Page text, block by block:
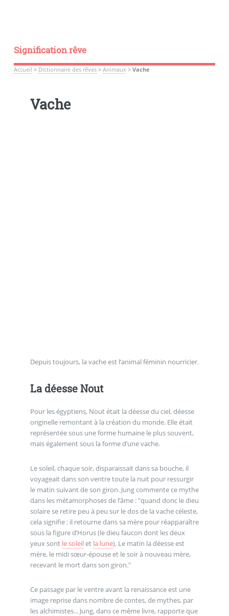
Signification rêve
Accueil > Dictionnaire des rêves> Animaux > Vache
Vache
Depuis toujours, la vache est l’animal féminin nourricier.
La déesse Nout
Pour les égyptiens, Nout était la déesse du ciel, déesse
originelle remontant à la création du monde. Elle était
représentée sous une forme humaine le plus souvent,
mais également sous la forme d’une vache.
Le soleil, chaque soir, disparaissait dans sa bouche, il
voyageait dans son ventre toute la nuit pour ressurgir
le matin suivant de son giron. Jung commente ce mythe
dans les métamorphoses de l’âme : "quand donc le dieu
solaire se retire peu à peu sur le dos de la vache céleste,
cela signifie : il retourne dans sa mère pour réapparaître
sous la figure d’Horus (le dieu faucon dont les deux
yeux sont le soleilet la lune). Le matin la déesse est
mère, le midi sœur-épouse et le soir à nouveau mère,
recevant le mort dans son giron."
Ce passage par le ventre avant la renaissance est une
image reprise dans nombre de contes, de mythes, par
les alchimistes... Jung, dans ce même livre, rapporte que